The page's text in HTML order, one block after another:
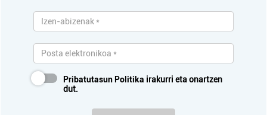
Pribatutasun Politika irakurri eta onartzen
dut.